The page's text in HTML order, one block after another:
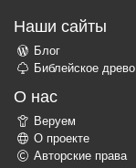
Наши сайты
Блог
Библейское древо
О нас
Веруем
О проекте
Авторские права